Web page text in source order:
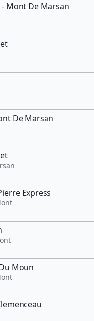
Mont De Marsan
De Marsan
Express
Moun